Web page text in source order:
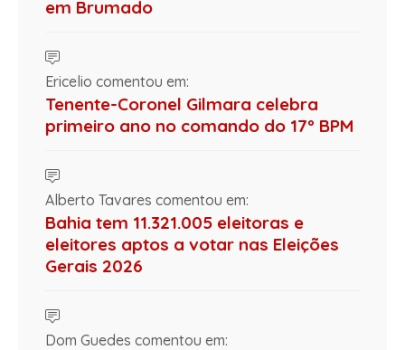
em Brumado
Ericelio comentou em:
Tenente-Coronel Gilmara celebra
primeiro ano no comando do 17º BPM
Alberto Tavares comentou em:
Bahia tem 11.321.005 eleitoras e
eleitores aptos a votar nas Eleições
Gerais 2026
Dom Guedes comentou em: